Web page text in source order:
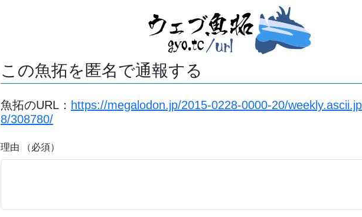
この魚拓を匿名で通報する
魚拓のURL： https://megalodon.jp/2015-0228-0000-20/
8/308780/
理由 （必須）